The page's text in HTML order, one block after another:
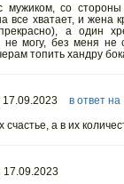
мужиком, со
все хватает, и жена
а один
могу, без меня не
топить хандру
17.09.2023 в ответ на
счастье, а в их
17.09.2023